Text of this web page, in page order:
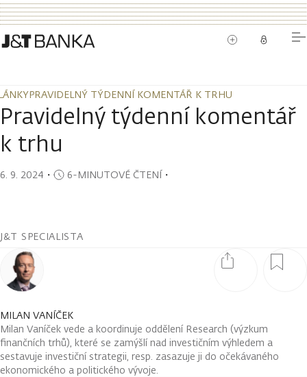
PRAVIDELNÝ TÝDENNÍ KOMENTÁŘ K TRHU
PRAVIDELNÝ TÝDENNÍ KOMENTÁŘ K TRHU
Pravidelný týdenní komentář
k trhu
6. 9. 2024 ・ 6-MINUTOVÉ ČTENÍ・
J&T SPECIALISTA
MILAN VANÍČEK
Milan Vaníček vede a koordinuje oddělení Research (výzkum
finančních trhů), které se zamýšlí nad investičním výhledem a
sestavuje investiční strategii, resp. zasazuje ji do očekávaného
ekonomického a politického vývoje.